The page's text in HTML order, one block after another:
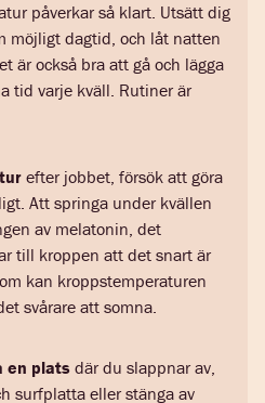
påverkar så klart. Utsätt dig
möjligt dagtid, och låt natten
är också bra att gå och lägga
tid varje kväll. Rutiner är
efter jobbet, försök att göra
Att springa under kvällen
av melatonin, det
till kroppen att det snart är
kan kroppstemperaturen
svårare att somna.
en plats där du slappnar av,
surfplatta eller stänga av